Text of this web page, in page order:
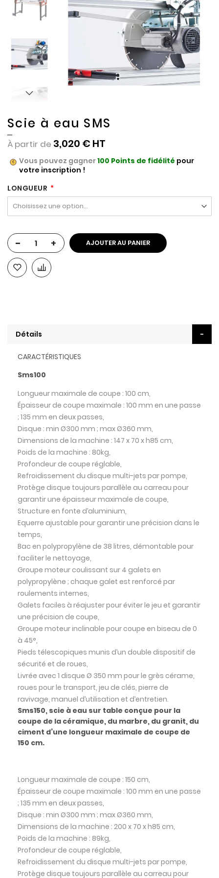
Scie à eau SMS
À partir de 3,020 €
Vous pouvez gagner100 Points de fidélité pour
votre inscription !
LONGUEUR
- + AJOUTER AU PANIER
the
the
Détails
CARACTÉRISTIQUES
Sms100
Longueur maximale de coupe : 100 cm,
Épaisseur de coupe maximale : 100 mm en une passe
; 135 mm en deux passes,
Disque : min Ø300 mm ; max Ø360 mm,
Dimensions de la machine : 147 x 70 x h85 cm,
Poids de la machine : 80kg,
Profondeur de coupe réglable,
Refroidissement du disque multi-jets par pompe,
Protège disque toujours parallèle au carreau pour
garantir une épaisseur maximale de coupe,
Structure en fonte d’aluminium,
Equerre ajustable pour garantir une précision dans le
temps,
Bac en polypropylène de 38 litres, démontable pour
faciliter le nettoyage,
Groupe moteur coulissant sur 4 galets en
polypropylène ; chaque galet est renforcé par
roulements internes,
Galets faciles à réajuster pour éviter le jeu et garantir
une précision de coupe,
Groupe moteur inclinable pour coupe en biseau de 0
à 45°,
Pieds télescopiques munis d’un double dispositif de
sécurité et de roues,
Livrée avec 1 disque Ø 350 mm pour le grès cérame,
roues pour le transport, jeu de clés, pierre de
ravivage, manuel d’utilisation et d’entretien.
Sms150, scie à eau sur table conçue pour la
coupe de la céramique, du marbre, du granit, du
ciment d’une longueur maximale de coupe de
150 cm.
Longueur maximale de coupe : 150 cm,
Épaisseur de coupe maximale : 100 mm en une passe
; 135 mm en deux passes,
Disque : min Ø300 mm ; max Ø360 mm,
Dimensions de la machine : 200 x 70 x h85 cm,
Poids de la machine : 89kg,
Profondeur de coupe réglable,
Refroidissement du disque multi-jets par pompe,
Protège disque toujours parallèle au carreau pour